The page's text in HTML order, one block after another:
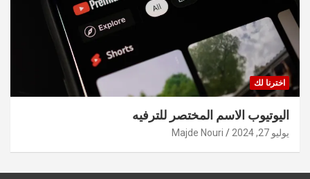
اخترنا لك
اليوتيوب الاسم المختصر للترفيه
يوليو 27, 2024 Majde Nouri